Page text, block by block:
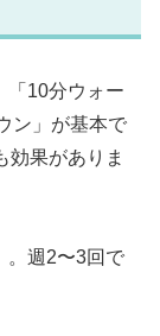
「10分ウォー
ン」が基本で
効果がありま
。週2〜3回で